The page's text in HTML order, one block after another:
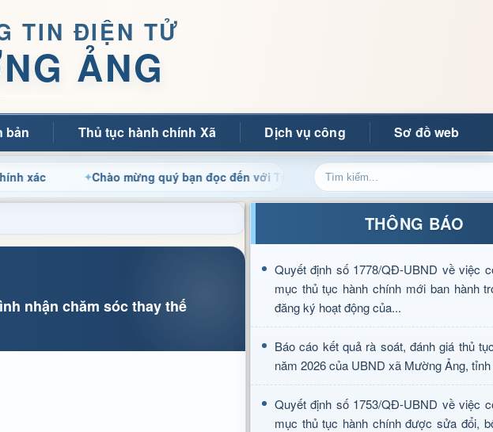
TIN ĐIỆN TỬ
ẢNG
bản Thủ tục hành chính Xã Dịch vụ công Sơ đồ web
Chào mừng quý bạn đọc đến với Trang thông tin điện tử xã Mường Ảng
nhận chăm sóc thay thế
THÔNG BÁO
Quyết định số 1778/QĐ-UBND về việc
mục thủ tục hành chính mới ban hành
đăng ký hoạt động của...
Báo cáo kết quả rà soát, đánh giá thủ
năm 2026 của UBND xã Mường Ảng,
Quyết định số 1753/QĐ-UBND về việc
mục thủ tục hành chính được sửa đổi,